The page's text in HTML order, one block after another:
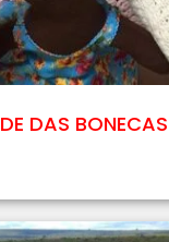
DAS BONECAS